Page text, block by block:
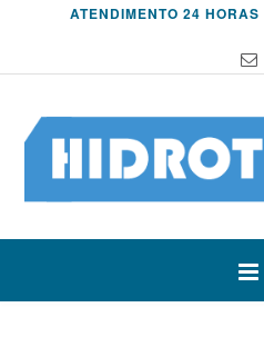
ATENDIMENTO 24 HORAS